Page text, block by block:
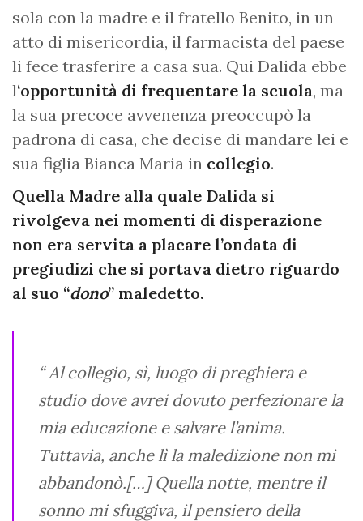
sola con la madre e il fratello Benito, in un
atto di misericordia, il farmacista del paese
li fece trasferire a casa sua. Qui Dalida ebbe
l‘opportunità di frequentare la scuola, ma
la sua precoce avvenenza preoccupò la
padrona di casa, che decise di mandare lei e
sua figlia Bianca Maria in collegio.
Quella Madre alla quale Dalida si
rivolgeva nei momenti di disperazione
non era servita a placare l’ondata di
pregiudizi che si portava dietro riguardo
al suo “dono” maledetto.
“ Al collegio, sì, luogo di preghiera e
studio dove avrei dovuto perfezionare la
mia educazione e salvare l’anima.
Tuttavia, anche lì la maledizione non mi
abbandonò.[…] Quella notte, mentre il
sonno mi sfuggiva, il pensiero della